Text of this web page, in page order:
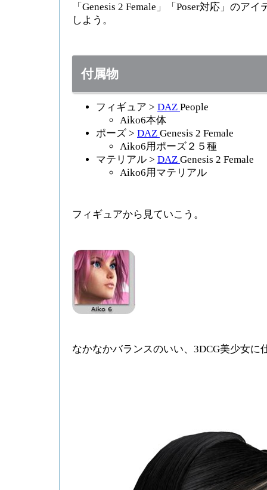
「Genesis 2 Female」「Poser対応」のア
しよう。
付属物
フィギュア > DAZ People
Aiko6本体
ポーズ > DAZ Genesis 2 Female
Aiko6用ポーズ２５種
マテリアル > DAZ Genesis 2 Female
Aiko6用マテリアル
フィギュアから見ていこう。
なかなかバランスのいい、3DCG美少女に